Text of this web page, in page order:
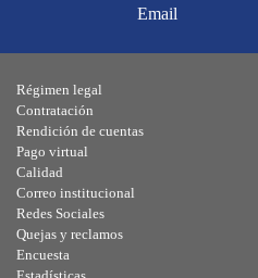
Email
Régimen legal
Contratación
Rendición de cuentas
Pago virtual
Calidad
Correo institucional
Redes Sociales
Quejas y reclamos
Encuesta